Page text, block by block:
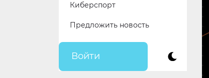
Киберспорт
Предложить новость
Войти